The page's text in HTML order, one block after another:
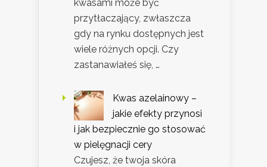
kwasami może być
przytłaczający, zwłaszcza
gdy na rynku dostępnych jest
wiele różnych opcji. Czy
zastanawiałeś się, …
Kwas azelainowy –
jakie efekty przynosi
i jak bezpiecznie go stosować
w pielęgnacji cery
Czujesz, że twoja skóra